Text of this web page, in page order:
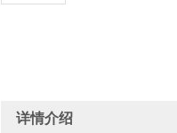
详情介绍